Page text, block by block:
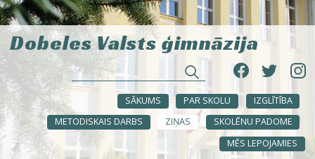
Dobeles Valsts ģimnāzija
SĀKUMS PAR SKOLU
IZGLĪTĪBA
METODISKAIS DARBS
ZIŅAS
SKOLĒNU PADOME
MĒS LEPOJAMIES